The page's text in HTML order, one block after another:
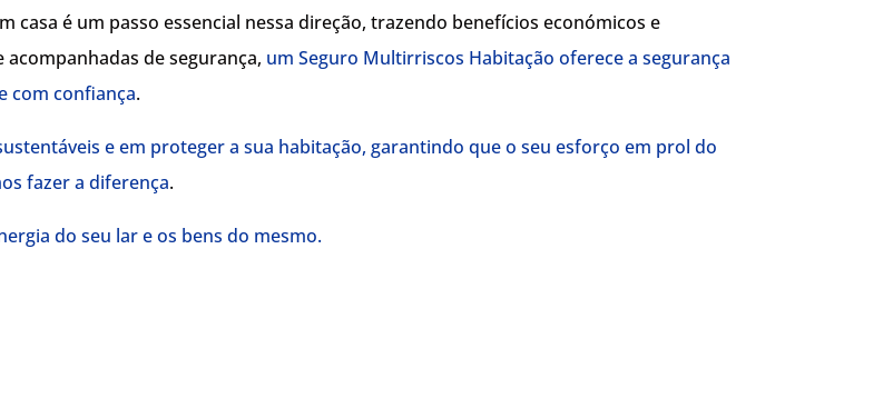
casa é um passo essencial nessa direção, trazendo benefícios económicos e
de segurança, um Seguro Multirriscos Habitação oferece a segurança
com confiança.
e em proteger a sua habitação, garantindo que o seu esforço em prol do
fazer a diferença.
do seu lar e os bens do mesmo.